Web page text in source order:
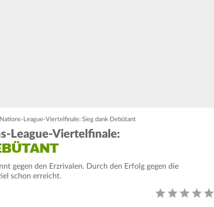
League-Viertelfinale: Sieg dank Debütant
League-Viertelfinale:
gegen den Erzrivalen. Durch den Erfolg gegen die
schon erreicht.